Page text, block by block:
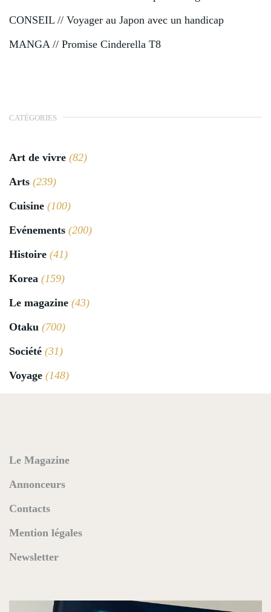
CONSEIL // Voyager au Japon avec un handicap
MANGA // Promise Cinderella T8
CATÉGORIES
Art de vivre (82)
Arts (239)
Cuisine (100)
Evénements (200)
Histoire (41)
Korea (159)
Le magazine (43)
Otaku (700)
Société (31)
Voyage (148)
Le Magazine
Annonceurs
Contacts
Mention légales
Newsletter